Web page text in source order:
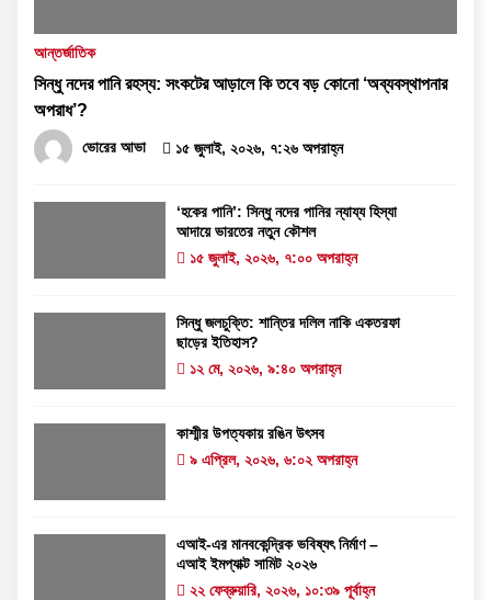
আন্তর্জাতিক
সিন্ধু নদের পানি রহস্য: সংকটের আড়ালে কি তবে বড় কোনো ‘অব্যবস্থাপনার
অপরাধ’?
ভোরের আভা ১৫ জুলাই, ২০২৬, ৭:২৬ অপরাহ্ন
‘হকের পানি’: সিন্ধু নদের পানির ন্যায্য হিস্যা
আদায়ে ভারতের নতুন কৌশল
১৫ জুলাই, ২০২৬, ৭:০০ অপরাহ্ন
সিন্ধু জলচুক্তি: শান্তির দলিল নাকি একতরফা
ছাড়ের ইতিহাস?
১২ মে, ২০২৬, ৯:৪০ অপরাহ্ন
কাশ্মীর উপত্যকায় রঙিন উৎসব
৯ এপ্রিল, ২০২৬, ৬:০২ অপরাহ্ন
এআই-এর মানবকেন্দ্রিক ভবিষ্যৎ নির্মাণ –
এআই ইমপ্যাক্ট সামিট ২০২৬
২২ ফেব্রুয়ারি, ২০২৬, ১০:৩৯ পূর্বাহ্ন